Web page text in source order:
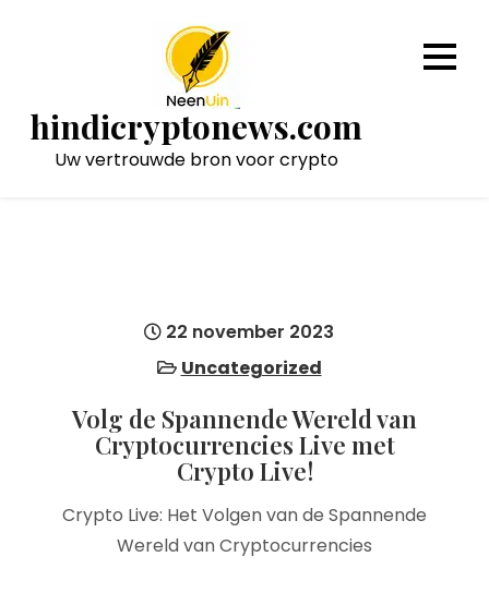
hindicryptonews.com
Uw vertrouwde bron voor crypto
22 november 2023
Uncategorized
Volg de Spannende Wereld van
Cryptocurrencies Live met
Crypto Live!
Crypto Live: Het Volgen van de Spannende
Wereld van Cryptocurrencies